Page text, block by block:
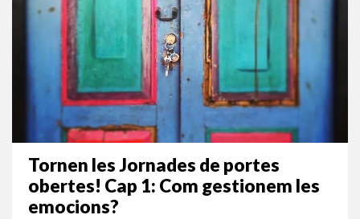
Tornen les Jornades de portes
obertes! Cap 1: Com gestionem les
emocions?